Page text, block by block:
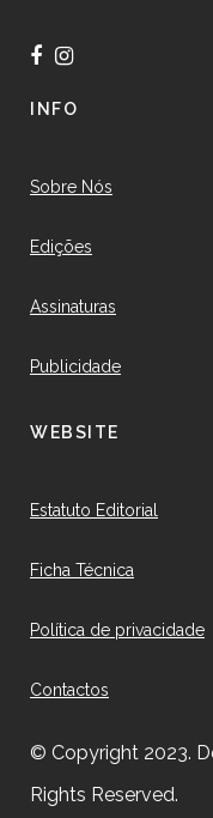
INFO
Sobre Nós
Edições
Assinaturas
Publicidade
WEBSITE
Estatuto Editorial
Ficha Técnica
Política de privacidade
Contactos
© Copyright 2023.
Rights Reserved.